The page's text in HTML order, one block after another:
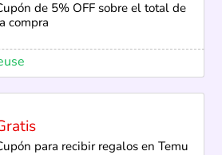
de 5% OFF sobre el total de
compra
para recibir regalos en Temu